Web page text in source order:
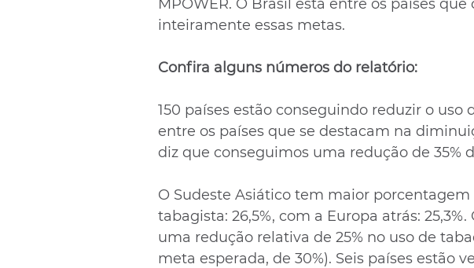
MPOWER. O Brasil está entre os países
inteiramente essas metas.
Confira alguns números do relatório:
150 países estão conseguindo reduzir o uso
entre os países que se destacam na
diz que conseguimos uma redução de 35%
O Sudeste Asiático tem maior
tabagista: 26,5%, com a Europa atrás:
uma redução relativa de 25% no uso de
meta esperada, de 30%). Seis países estão